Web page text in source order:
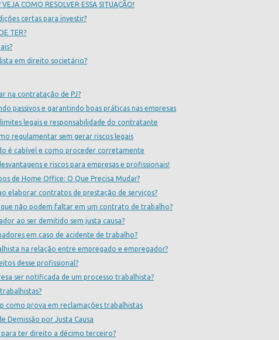
COMO RESOLVER ESSA SITUAÇÃO!
certas para investir?
TER?
em direito societário?
na contratação de PJ?
passivos e garantindo boas práticas nas empresas
legais e responsabilidade do contratante
regulamentar sem gerar riscos legais
é cabível e como proceder corretamente
e riscos para empresas e profissionais!
de Home Office: O Que Precisa Mudar?
elaborar contratos de prestação de serviços?
que não podem faltar em um contrato de trabalho?
ao ser demitido sem justa causa?
em caso de acidente de trabalho?
na relação entre empregado e empregador?
desse profissional?
ser notificada de um processo trabalhista?
como prova em reclamações trabalhistas
Demissão por Justa Causa
ter direito a décimo terceiro?